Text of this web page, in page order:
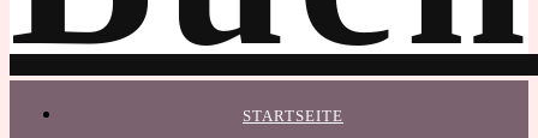
STARTSEITE